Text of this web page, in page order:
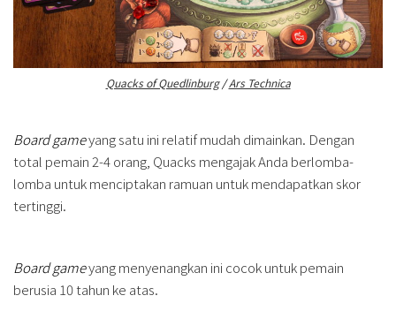
Quacks of Quedlinburg/Ars Technica
Board gameyang satu ini relatif mudah dimainkan. Dengan
total pemain 2-4 orang, Quacks mengajak Anda berlomba-
lomba untuk menciptakan ramuan untuk mendapatkan skor
tertinggi.
Board gameyang menyenangkan ini cocok untuk pemain
berusia 10 tahun ke atas.